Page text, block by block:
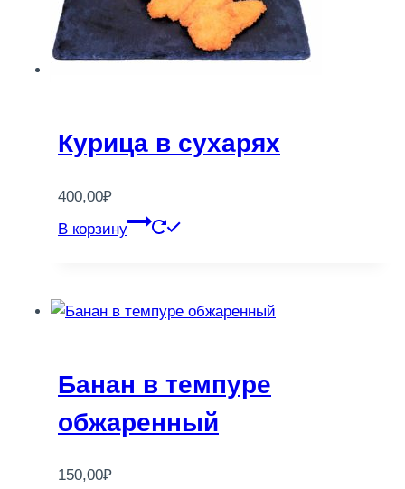
Курица в сухарях
400,00₽
В корзину
Банан в темпуре
обжаренный
150,00₽